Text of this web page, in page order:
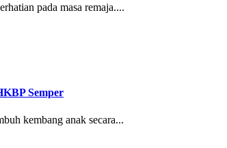
pada masa remaja....
Semper
kembang anak secara...